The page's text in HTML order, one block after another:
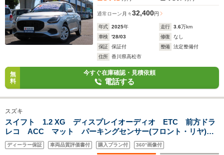
通常ローン 月々32,400円
年式 2025年 走行 3.6万km
車検
'28/03 修復
なし
保証
保証付 整備
法定整備付
住所
香川県高松市
無
料
今すぐ在庫確認・見積依頼
電話する
スズキ
スイフト 1.2 XG ディスプレイオーディオ ETC 前方ドラ
レコ ACC マット パーキングセンサー(フロント・リヤ)
LEDヘッドランプ プッシュスタート式エンジン マニュアル
エアコン シートヒーター(運転席・助手席)
ディーラー保証 車両品質評価書付 購入プラン付 360°画像付